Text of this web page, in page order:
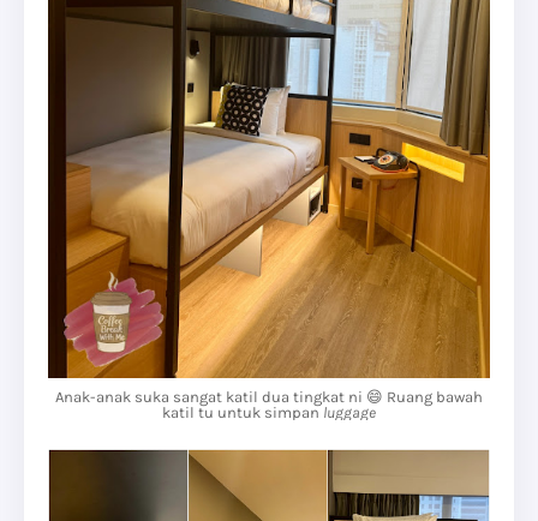
Anak-anak suka sangat katil dua tingkat ni 😄 Ruang bawah
katil tu untuk simpan luggage